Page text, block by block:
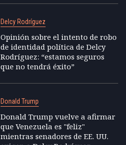
Delcy Rodríguez
Opinión sobre el intento de robo
de identidad política de Delcy
Rodríguez: “estamos seguros
que no tendrá éxito”
Donald Trump
Donald Trump vuelve a afirmar
que Venezuela es "feliz"
mientras senadores de EE. UU.